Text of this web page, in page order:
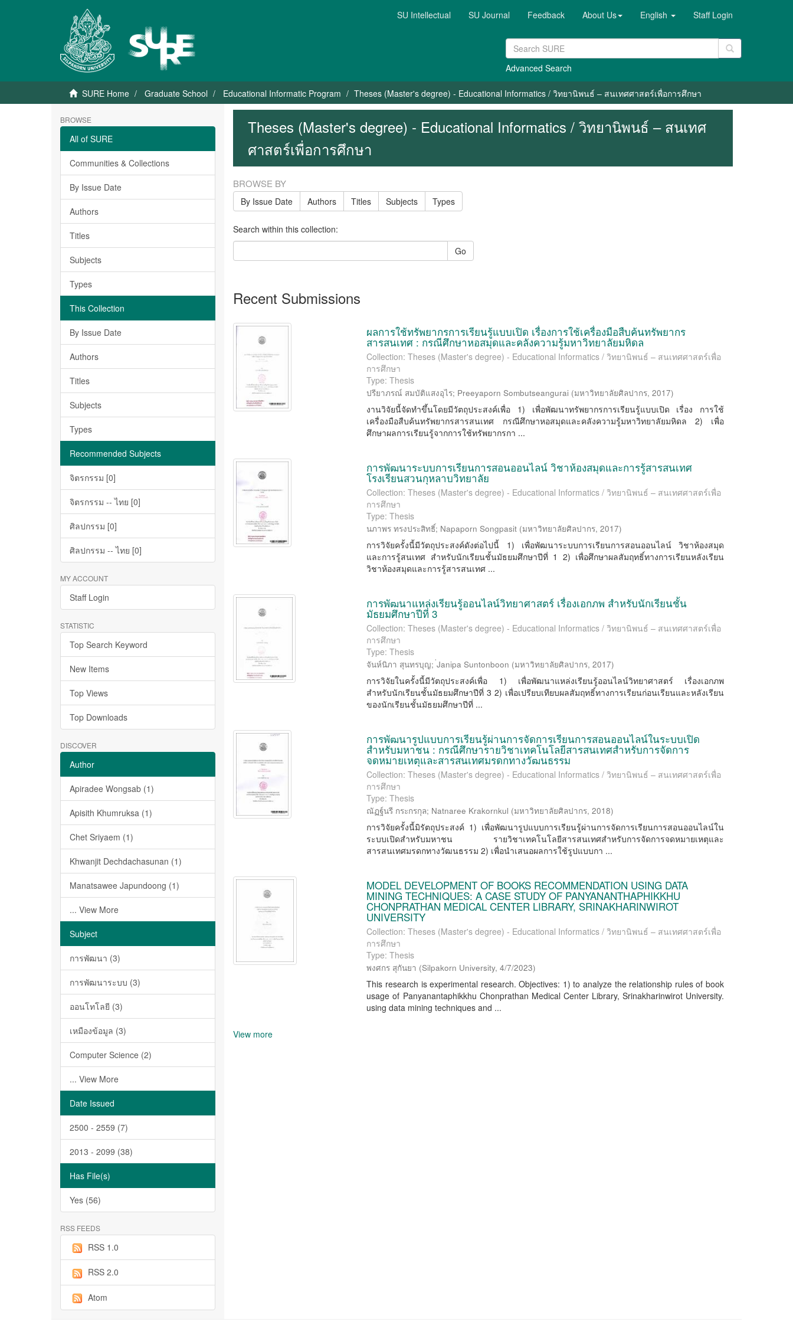
SU Intellectual SU Journal Feedback About Us English Staff Login
Advanced Search
SURE Home Graduate School Educational Informatic Program Theses (Master's degree) - Educational Informatics / วิทยานิพนธ์ – สนเทศศาสตร์เพื่อการศึกษา
BROWSE
All of SURE
Communities & Collections
By Issue Date
Authors
Titles
Subjects
Types
This Collection
By Issue Date
Authors
Titles
Subjects
Types
Recommended Subjects
จิตรกรรม [0]
จิตรกรรม -- ไทย [0]
ศิลปกรรม [0]
ศิลปกรรม -- ไทย [0]
MY ACCOUNT
Staff Login
STATISTIC
Top Search Keyword
New Items
Top Views
Top Downloads
DISCOVER
Author
Apiradee Wongsab (1)
Apisith Khumruksa (1)
Chet Sriyaem (1)
Khwanjit Dechdachasunan (1)
Manatsawee Japundoong (1)
... View More
Subject
การพัฒนา (3)
การพัฒนาระบบ (3)
ออนโทโลยี (3)
เหมืองข้อมูล (3)
Computer Science (2)
... View More
Date Issued
2500 - 2559 (7)
2013 - 2099 (38)
Has File(s)
Yes (56)
RSS FEEDS
RSS 1.0
RSS 2.0
Atom
Theses (Master's degree) - Educational Informatics / วิทยานิพนธ์ – สนเทศ
ศาสตร์เพื่อการศึกษา
BROWSE BY
By Issue Date Authors Titles Subjects Types
Search within this collection:
Go
Recent Submissions
ผลการใช้ทรัพยากรการเรียนรู้แบบเปิด เรื่องการใช้เครื่องมือสืบค้นทรัพยากร
สารสนเทศ : กรณีศึกษาหอสมุดและคลังความรู้มหาวิทยาลัยมหิดล
Collection: Theses (Master's degree) - Educational Informatics / วิทยานิพนธ์ – สนเทศศาสตร์เพื่อ
การศึกษา
Type: Thesis
ปรียาภรณ์ สมบัติแสงอุไร; Preeyaporn Sombutseangurai (มหาวิทยาลัยศิลปากร,2017)
งานวิจัยนี้จัดทำขึ้นโดยมีวัตถุประสงค์เพื่อ 1) เพื่อพัฒนาทรัพยากรการเรียนรู้แบบเปิด เรื่อง การใช้
เครื่องมือสืบค้นทรัพยากรสารสนเทศ กรณีศึกษาหอสมุดและคลังความรู้มหาวิทยาลัยมหิดล 2) เพื่อ
ศึกษาผลการเรียนรู้จากการใช้ทรัพยากรกา ...
การพัฒนาระบบการเรียนการสอนออนไลน์ วิชาห้องสมุดและการรู้สารสนเทศ
โรงเรียนสวนกุหลาบวิทยาลัย
Collection: Theses (Master's degree) - Educational Informatics / วิทยานิพนธ์ – สนเทศศาสตร์เพื่อ
การศึกษา
Type: Thesis
นภาพร ทรงประสิทธิ์; Napaporn Songpasit (มหาวิทยาลัยศิลปากร,2017)
การวิจัยครั้งนี้มีวัตถุประสงค์ดังต่อไปนี้ 1) เพื่อพัฒนาระบบการเรียนการสอนออนไลน์ วิชาห้องสมุด
และการรู้สนเทศ สำหรับนักเรียนชั้นมัธยมศึกษาปีที่ 1 2) เพื่อศึกษาผลสัมฤทธิ์ทางการเรียนหลังเรียน
วิชาห้องสมุดและการรู้สารสนเทศ ...
การพัฒนาแหล่งเรียนรู้ออนไลน์วิทยาศาสตร์ เรื่องเอกภพ สำหรับนักเรียนชั้น
มัธยมศึกษาปีที่ 3
Collection: Theses (Master's degree) - Educational Informatics / วิทยานิพนธ์ – สนเทศศาสตร์เพื่อ
การศึกษา
Type: Thesis
จันห์นิภา สุนทรบุญ;่Janipa Suntonboon (มหาวิทยาลัยศิลปากร,2017)
การวิจัยในครั้งนี้มีวัตถุประสงค์เพื่อ 1) เพื่อพัฒนาแหล่งเรียนรู้ออนไลน์วิทยาศาสตร์ เรื่องเอกภพ
สำหรับนักเรียนชั้นมัธยมศึกษาปีที่ 3 2) เพื่อเปรียบเทียบผลสัมฤทธิ์ทางการเรียนก่อนเรียนและหลังเรียน
ของนักเรียนชั้นมัธยมศึกษาปีที่ ...
การพัฒนารูปแบบการเรียนรู้ผ่านการจัดการเรียนการสอนออนไลน์ในระบบเปิด
สำหรับมหาชน : กรณีศึกษารายวิชาเทคโนโลยีสารสนเทศสำหรับการจัดการ
จดหมายเหตุและสารสนเทศมรดกทางวัฒนธรรม
Collection: Theses (Master's degree) - Educational Informatics / วิทยานิพนธ์ – สนเทศศาสตร์เพื่อ
การศึกษา
Type: Thesis
ณัฏฐ์นรี กระกรกุล; Natnaree Krakornkul (มหาวิทยาลัยศิลปากร,2018)
การวิจัยครั้งนี้มิรัตถุประสงค์ 1) เพื่อพัฒนารูปแบบการเรียนรู้ผ่านการจัดการเรียนการสอนออนไลน์ใน
ระบบเปิดสำหรับมหาชน รายวิชาเทคโนโลยีสารสนเทศสำหรับการจัดการจดหมายเหตุและ
สารสนเทศมรดกทางวัฒนธรรม 2) เพื่อนำเสนอผลการใช้รูปแบบกา ...
MODEL DEVELOPMENT OF BOOKS RECOMMENDATION USING DATA
MINING TECHNIQUES: A CASE STUDY OF PANYANANTHAPHIKKHU
CHONPRATHAN MEDICAL CENTER LIBRARY, SRINAKHARINWIROT
UNIVERSITY
Collection: Theses (Master's degree) - Educational Informatics / วิทยานิพนธ์ – สนเทศศาสตร์เพื่อ
การศึกษา
Type: Thesis
พงศกร สุกันยา (Silpakorn University,4/7/2023)
This research is experimental research. Objectives: 1) to analyze the relationship rules of book
usage of Panyanantaphikkhu Chonprathan Medical Center Library, Srinakharinwirot University.
using data mining techniques and ...
View more